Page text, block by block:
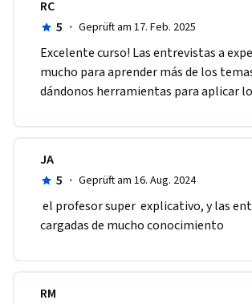
RC
5 · Geprüft am 17. Feb. 2025
Excelente curso! Las entrevistas a
mucho para aprender más de los
dándonos herramientas para aplicar
JA
5 · Geprüft am 16. Aug. 2024
cargadas de mucho conocimiento
RM